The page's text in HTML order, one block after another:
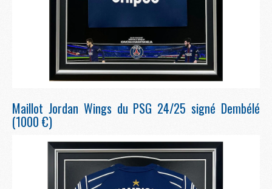
Maillot Jordan Wings du PSG 24/25 signé Dembélé
(1000 €)